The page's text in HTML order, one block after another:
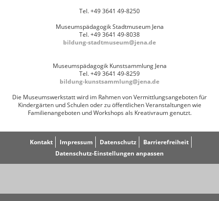
Tel. +49 3641 49-8250
Museumspädagogik Stadtmuseum Jena
Tel. +49 3641 49-8038
bildung-stadtmuseum@jena.de
Museumspädagogik Kunstsammlung Jena
Tel. +49 3641 49-8259
bildung-kunstsammlung@jena.de
Die Museumswerkstatt wird im Rahmen von Vermittlungsangeboten für
Kindergärten und Schulen oder zu öffentlichen Veranstaltungen wie
Familienangeboten und Workshops als Kreativraum genutzt.
Kontakt Impressum Datenschutz
Barrierefreiheit
Datenschutz-Einstellungen anpassen